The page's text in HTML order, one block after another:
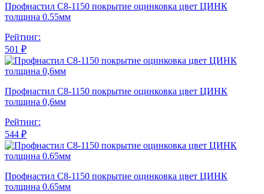
Профнастил С8-1150 покрытие оцинковка цвет ЦИНК
толщина 0.55мм
Рейтинг:
501 ₽
Профнастил С8-1150 покрытие оцинковка цвет ЦИНК
толщина 0,6мм
Рейтинг:
544 ₽
Профнастил С8-1150 покрытие оцинковка цвет ЦИНК
толщина 0.65мм